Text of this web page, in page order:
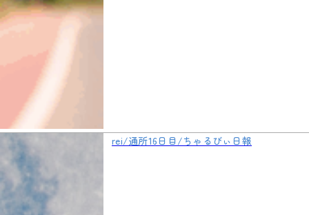
rei/通所16日目/ちゃるびぃ日報